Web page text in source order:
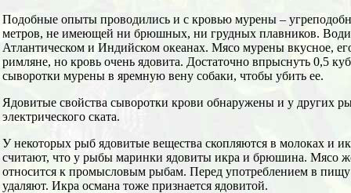
Подобные опыты проводились и с кровью мурены –
метров, не имеющей ни брюшных, ни грудных плавников.
Атлантическом и Индийском океанах. Мясо мурены вкусное,
римляне, но кровь очень ядовита. Достаточно впрыснуть 0,5
сыворотки мурены в яремную вену собаки, чтобы убить ее.
Ядовитые свойства сыворотки крови обнаружены и у других
электрического ската.
У некоторых рыб ядовитые вещества скопляются в молоках и
считают, что у рыбы маринки ядовиты икра и брюшина. Мясо
относится к промысловым рыбам. Перед употреблением в
удаляют. Икра османа тоже признается ядовитой.